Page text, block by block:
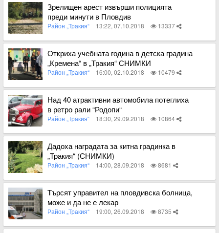
Зрелищен арест извърши полицията
преди минути в Пловдив
Район „Тракия“ 13:22, 07.10.2018 13337
Вижте пълното съдържание
Откриха учебната година в детска градина
„Кремена“ в „Тракия“ СНИМКИ
Район „Тракия“ 16:00, 02.10.2018 10479
Вижте пълното съдържание
Над 40 атрактивни автомобила потеглиха
в ретро рали “Родопи“
Район „Тракия“ 18:30, 29.09.2018 10864
Вижте пълното съдържание
Дадоха наградата за китна градинка в
„Тракия“ (СНИМКИ)
Район „Тракия“ 14:00, 28.09.2018 8681
Вижте пълното съдържание
Търсят управител на пловдивска болница,
може и да не е лекар
Район „Тракия“ 19:00, 26.09.2018 8735
Вижте пълното съдържание